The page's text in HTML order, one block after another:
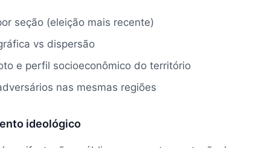
seção (eleição mais recente)
vs dispersão
e perfil socioeconômico do território
nas mesmas regiões
ideológico